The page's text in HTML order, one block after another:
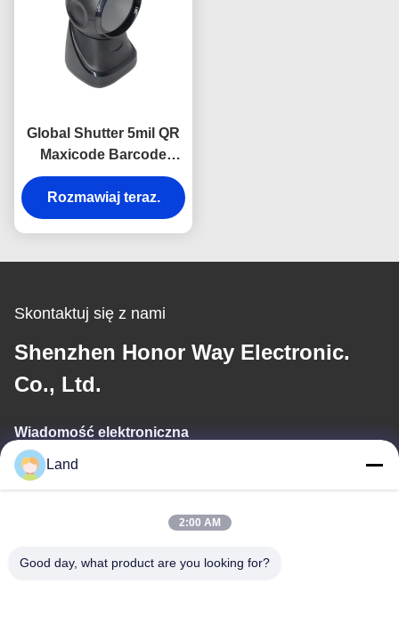
Global Shutter 5mil QR
Maxicode Barcode
Scanner Desktop Do
sprzedaży detalicznej
POS And Warehouse
Rozmawiaj teraz.
Skontaktuj się z nami
Shenzhen Honor Way Electronic.
Co., Ltd.
Wiadomość elektroniczna
land@szhw-tech.com
Adres
Land
2:00 AM
Good day, what product are you looking for?